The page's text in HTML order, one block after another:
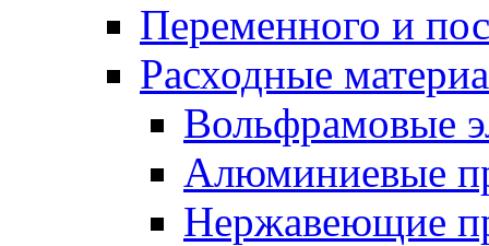
Переменного и
Расходные
Вольфрамовые
Алюминиевые
Нержавеющие